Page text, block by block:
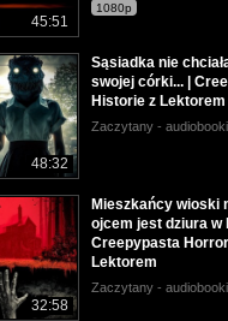
45:51
1080p
48:32
Sąsiadka nie
swojej córki... |
Historie z Lektorem
Zaczytany -
32:58
Mieszkańcy wioski
ojcem jest dziura w
Creepypasta
Lektorem
Zaczytany -